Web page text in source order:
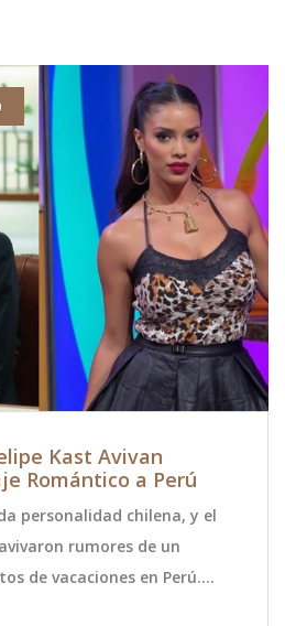
Kast Avivan
Romántico a Perú
personalidad chilena, y el
rumores de un
de vacaciones en Perú.